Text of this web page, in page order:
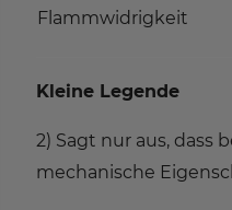
Flammwidrigkeit
Kleine Legende
2) Sagt nur aus, dass
mechanische